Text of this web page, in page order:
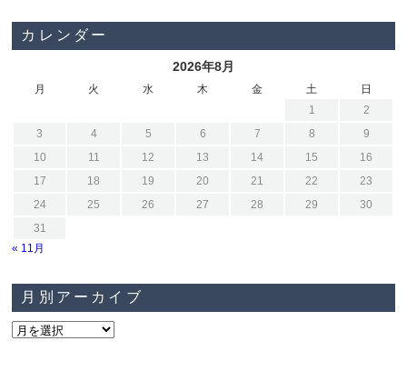
カレンダー
2026年8月
月 火 水 木 金 土
日
1
2
3
4 5 6 7 8
9
10
11 12 13 14 15
16
17
18 19 20 21 22
23
24
25 26 27 28 29
30
31
« 11月
月別アーカイブ